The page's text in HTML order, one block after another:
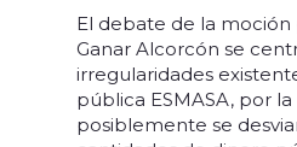
El debate de la
Ganar Alcorcón se
irregularidades
pública ESMASA, por
posiblemente se